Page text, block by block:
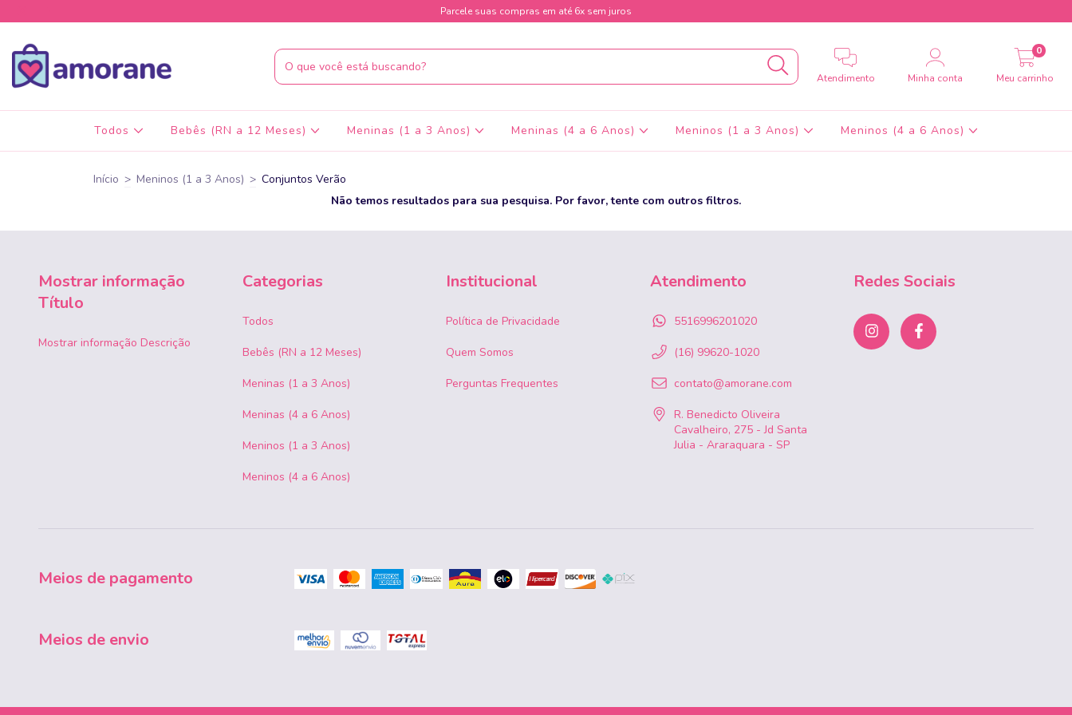
Parcele suas compras em até 6x sem juros
Atendimento Minha conta Meu carrinho
0
Todos Bebês (RN a 12 Meses) Meninas (1 a 3 Anos) Meninas (4 a 6 Anos) Meninos (1 a 3 Anos) Meninos (4 a 6 Anos)
Início > Meninos (1 a 3 Anos) > Conjuntos Verão
Não temos resultados para sua pesquisa. Por favor, tente com outros filtros.
Mostrar informação
Título
Mostrar informação Descrição
Categorias
Todos
Bebês (RN a 12 Meses)
Meninas (1 a 3 Anos)
Meninas (4 a 6 Anos)
Meninos (1 a 3 Anos)
Meninos (4 a 6 Anos)
Institucional
Política de Privacidade
Quem Somos
Perguntas Frequentes
Atendimento
5516996201020
(16) 99620-1020
contato@amorane.com
R. Benedicto Oliveira
Cavalheiro, 275 - Jd Santa
Julia - Araraquara - SP
Redes Sociais
Meios de pagamento
Meios de envio